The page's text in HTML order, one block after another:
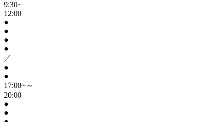
9:30~
12:00
●
●
●
●
／
●
●
17:00~～
20:00
●
●